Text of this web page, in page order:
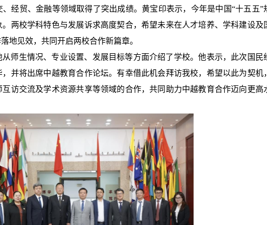
经贸、金融等领域取得了突出成绩。黄宝印表示，今年是中国“十五五”
两校学科特色与发展诉求高度契合，希望未来在人才培养、学科建设及
地见效，共同开启两校合作新篇章。
师生情况、专业设置、发展目标等方面介绍了学校。他表示，此次国民
并将出席中越教育合作论坛。有幸借此机会拜访我校，希望以此为契机，
访交流及学术资源共享等领域的合作，共同助力中越教育合作迈向更高